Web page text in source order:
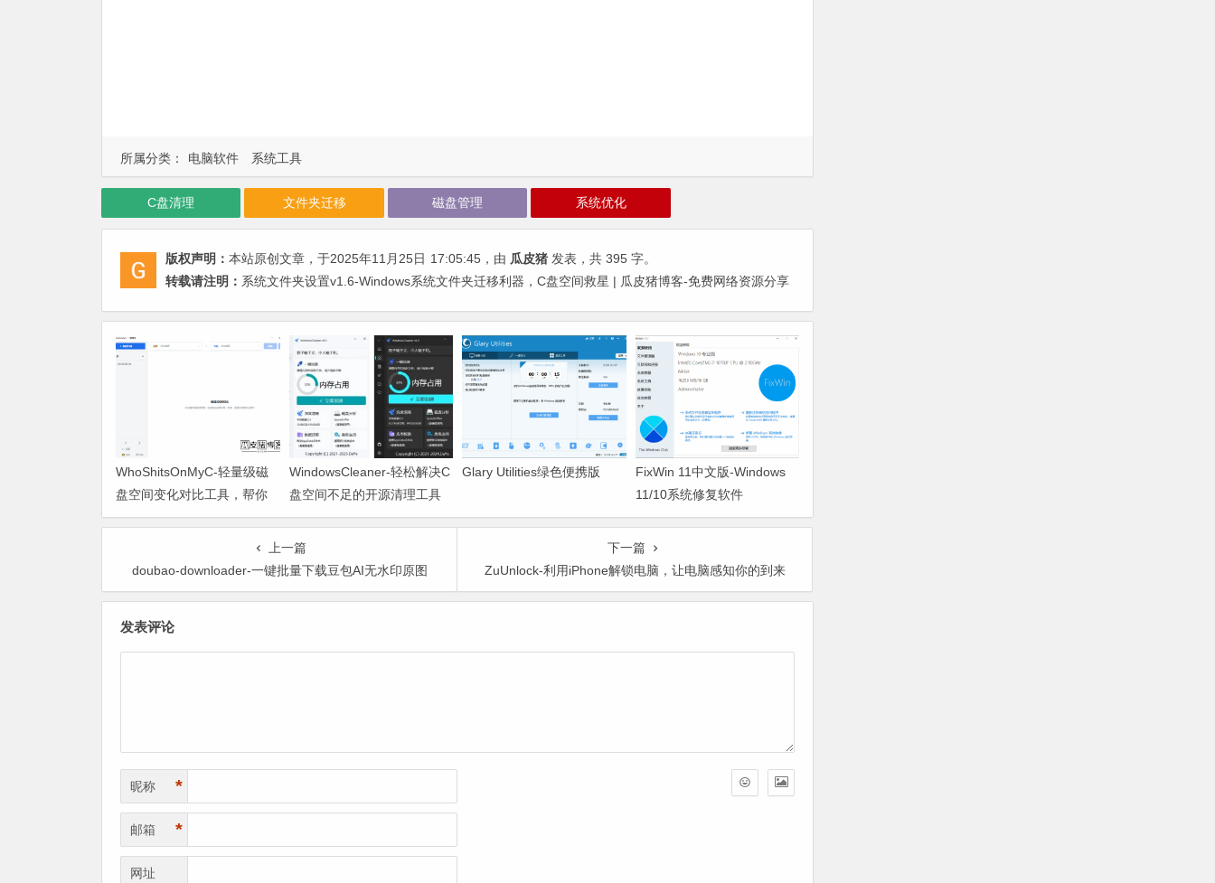
所属分类： 电脑软件 系统工具
C盘清理 文件夹迁移 磁盘管理 系统优化
版权声明： 本站原创文章，于2025年11月25日 17:05:45 ，由 瓜皮猪 发表，共 395 字。
转载请注明： 系统文件夹设置v1.6-Windows系统文件夹迁移利器，C盘空间救星 | 瓜皮猪博客-免费网络资源分享
WhoShitsOnMyC-轻量级磁
盘空间变化对比工具，帮你
找出“吃掉”空间的罪魁祸首
WindowsCleaner-轻松解决C
盘空间不足的开源清理工具
Glary Utilities绿色便携版
FixWin 11中文版-Windows
11/10系统修复软件
上一篇
doubao-downloader-一键批量下载豆包AI无水印原图
下一篇
ZuUnlock-利用iPhone解锁电脑，让电脑感知你的到来
发表评论
昵称 *
邮箱 *
网址